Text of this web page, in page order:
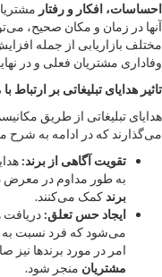
احساسات، افکار و رفتار
آنها در زمان و مکان صحیح،
مختلف بازاریابی از جمله
وفاداری مشتریان فعلی و در
تاثیر هدایای تبلیغاتی بر ارتباط
هدایای تبلیغاتی از طریق
می‌گذارند که در ادامه به شرح
تقویت آگاهی از برند:
به طور مداوم در معرض
برندکمک می‌کنند.
ایجاد حس تعلق: دریافت
می‌شود که فرد نسبت به
امر در مورد برندها نیز
مشتریان منجر شود.